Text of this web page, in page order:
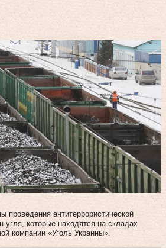
проведения антитеррористической
угля, которые находятся на складах
компании «Уголь Украины».